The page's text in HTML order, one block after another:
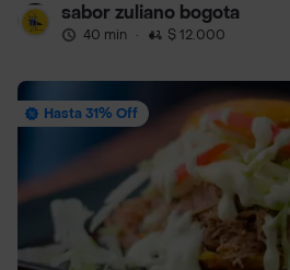
sabor zuliano bogota
40 min · $ 12.000
Hasta 31% Off